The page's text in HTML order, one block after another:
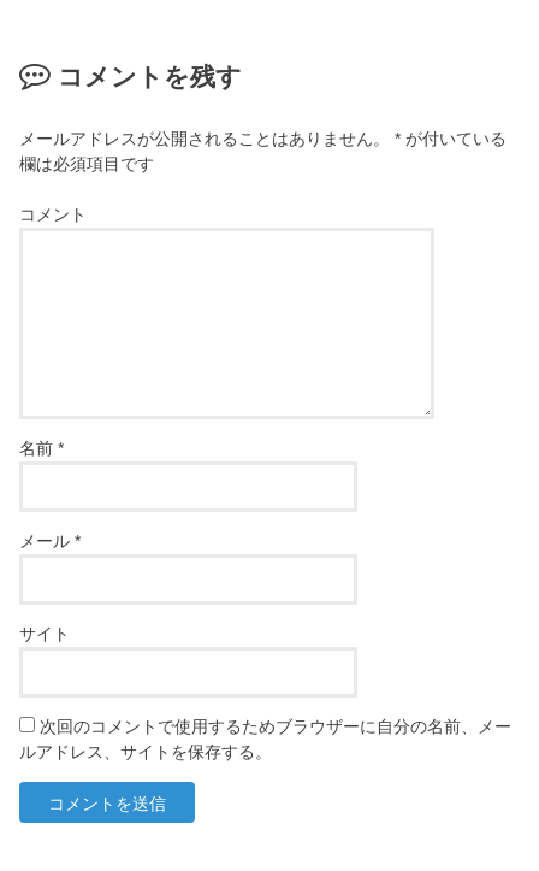
コメントを残す
メールアドレスが公開されることはありません。 * が付いている
欄は必須項目です
コメント
名前*
メール*
サイト
次回のコメントで使用するためブラウザーに自分の名前、メー
ルアドレス、サイトを保存する。